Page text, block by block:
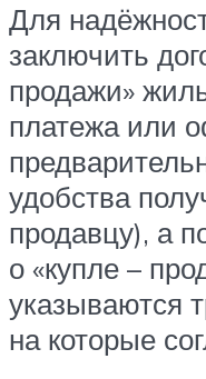
Для
заключить
продажи»
платежа или
удобства
продавцу), а
о «купле –
указываются
на которые